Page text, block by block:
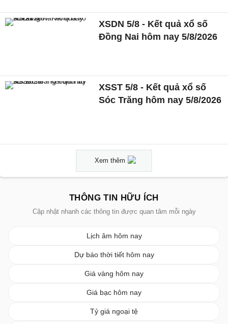
XSDN 5/8 - Kết quả xổ số
Đồng Nai hôm nay 5/8/2026
XSST 5/8 - Kết quả xổ số
Sóc Trăng hôm nay 5/8/2026
Xem thêm
THÔNG TIN HỮU ÍCH
Cập nhật nhanh các thông tin được quan tâm mỗi ngày
Lịch âm hôm nay
Dự báo thời tiết hôm nay
Giá vàng hôm nay
Giá bạc hôm nay
Tỷ giá ngoại tệ